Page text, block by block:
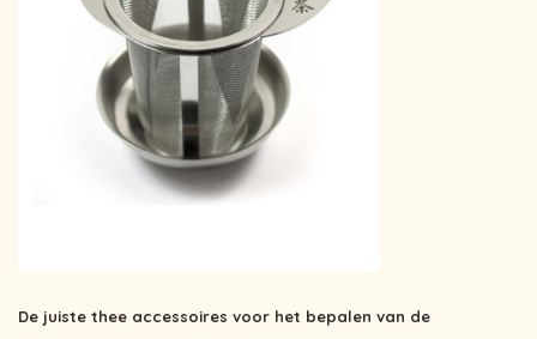
De juiste thee accessoires voor het bepalen van de